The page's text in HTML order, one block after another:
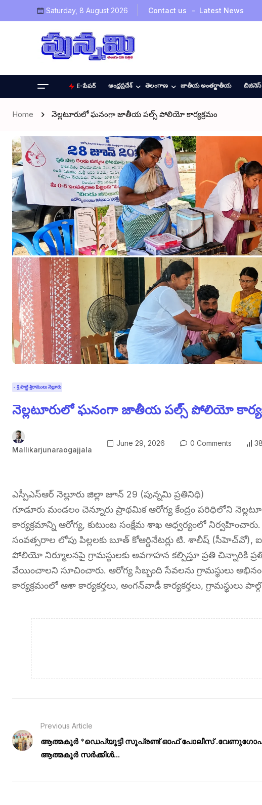
Saturday, 8 August 2026 Contact us Latest News
E-పేపర్ ఆంధ్రప్రదేశ్ తెలంగాణ జాతీయ అంతర్జాతీయ బిజినెస్
Home నెల్లటూరులో ఘనంగా జాతీయ పల్స్ పోలియో కార్యక్రమం
- శ్రీ పొట్టి శ్రీరాములు నెల్లూరు
నెల్లటూరులో ఘనంగా జాతీయ పల్స్ పోలియో
Mallikarjunaraogajjala
June 29, 2026 0 Comments
ఎస్పీఎస్ఆర్ నెల్లూరు జిల్లా జూన్ 29 (పున్నమి ప్రతినిధి)
గూడూరు మండలం చెన్నూరు ప్రాథమిక ఆరోగ్య కేంద్రం పరిధిలోని
కార్యక్రమాన్ని ఆరోగ్య, కుటుంబ సంక్షేమ శాఖ ఆధ్వర్యంలో
సంవత్సరాల లోపు పిల్లలకు బూత్ కోఆర్డినేటర్లు టి. శాలీష్
పోలియో నిర్మూలనపై గ్రామస్థులకు అవగాహన కల్పిస్తూ ప్రతి
వేయించాలని సూచించారు. ఆరోగ్య సిబ్బంది సేవలను గ్రామస్థులు
కార్యక్రమంలో ఆశా కార్యకర్తలు, అంగన్‌వాడీ కార్యకర్తలు, గ్రామస్థులు
Previous Article
ആത്മകൂർ *ഡെപ്യൂട്ടി സൂപ്രണ്ട് ഓഫ് പോലീസ്
ആത്മകൂർ സർക്കിൾ...